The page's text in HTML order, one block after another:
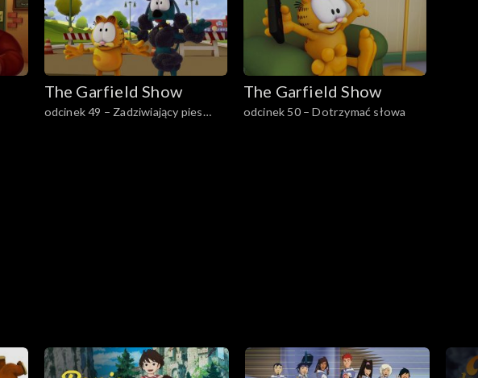
The Garfield Show
odcinek 49 – Zadziwiający pies
The Garfield Show
odcinek 50 – Dotrzymać słowa